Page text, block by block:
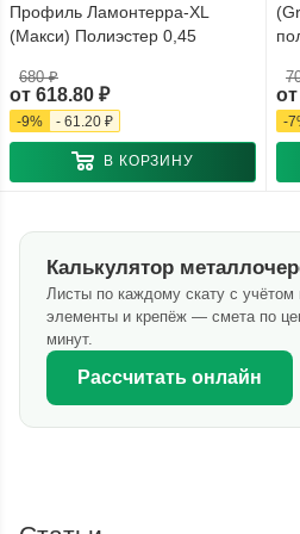
Профиль Ламонтерра-XL
(Макси) Полиэстер 0,45
от 618.80 ₽
680 ₽
-9% - 61.20 ₽
В КОРЗИНУ
от
-7
Калькулятор
Листы по каждому скату с учётом
элементы и крепёж — смета по
минут.
Рассчитать онлайн